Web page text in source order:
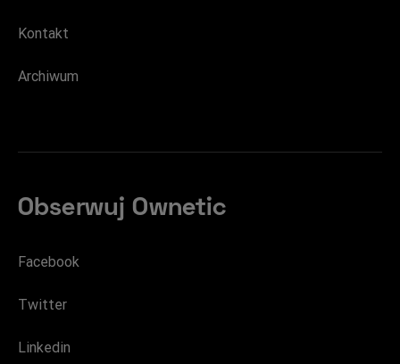
Kontakt
Archiwum
Obserwuj Ownetic
Facebook
Twitter
Linkedin